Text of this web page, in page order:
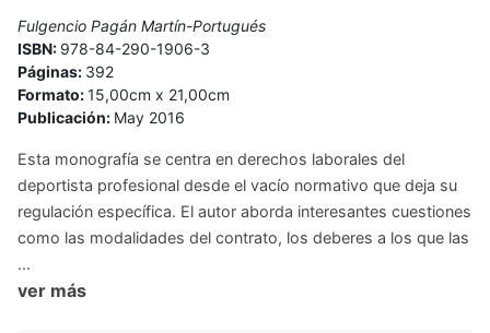
Fulgencio Pagán Martín-Portugués
ISBN: 978-84-290-1906-3
Páginas: 392
Formato:15,00cm x 21,00cm
Publicación: May 2016
Esta monografía se centra en derechos laborales del
deportista profesional desde el vacío normativo que deja su
regulación específica. El autor aborda interesantes cuestiones
como las modalidades del contrato, los deberes a los que las
...
ver más